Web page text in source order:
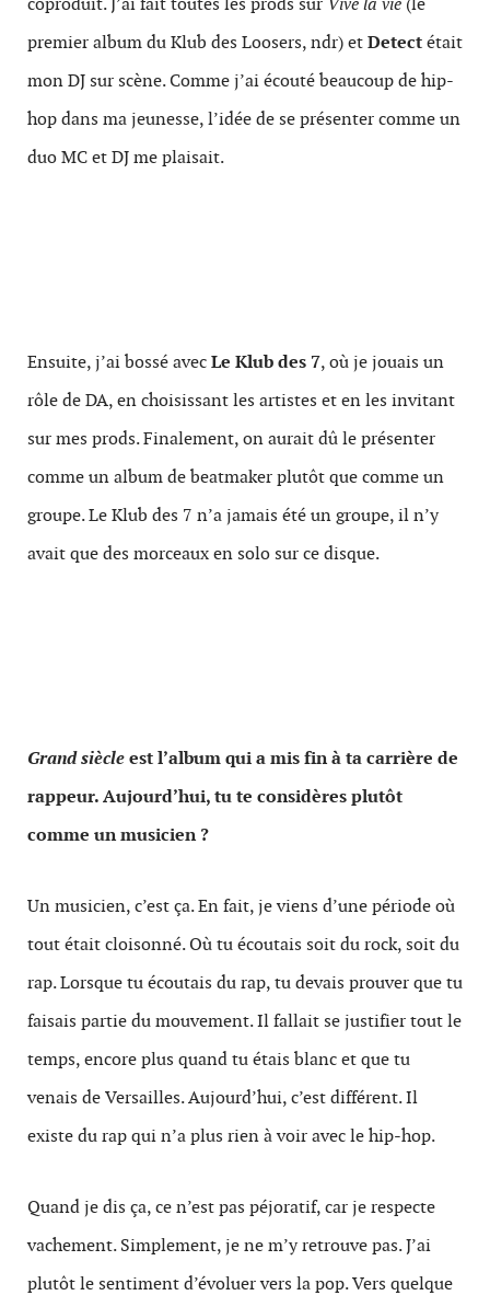
premier album du Klub des Loosers, ndr) etDetectétait
mon DJ sur scène. Comme j’ai écouté beaucoup de hip-
hop dans ma jeunesse, l’idée de se présenter comme un
duo MC et DJ me plaisait.
Ensuite, j’ai bossé avecLe Klub des 7, où je jouais un
rôle de DA, en choisissant les artistes et en les invitant
sur mes prods. Finalement, on aurait dû le présenter
comme un album de beatmaker plutôt que comme un
groupe. Le Klub des 7 n’a jamais été un groupe, il n’y
avait que des morceaux en solo sur ce disque.
Grand siècleest l’album qui a mis fin à ta carrière de
rappeur. Aujourd’hui, tu te considères plutôt
comme un musicien ?
Un musicien, c’est ça. En fait, je viens d’une période où
tout était cloisonné. Où tu écoutais soit du rock, soit du
rap. Lorsque tu écoutais du rap, tu devais prouver que tu
faisais partie du mouvement. Il fallait se justifier tout le
temps, encore plus quand tu étais blanc et que tu
venais de Versailles. Aujourd’hui, c’est différent. Il
existe du rap qui n’a plus rien à voir avec le hip-hop.
Quand je dis ça, ce n’est pas péjoratif, car je respecte
vachement. Simplement, je ne m’y retrouve pas. J’ai
plutôt le sentiment d’évoluer vers la pop. Vers quelque